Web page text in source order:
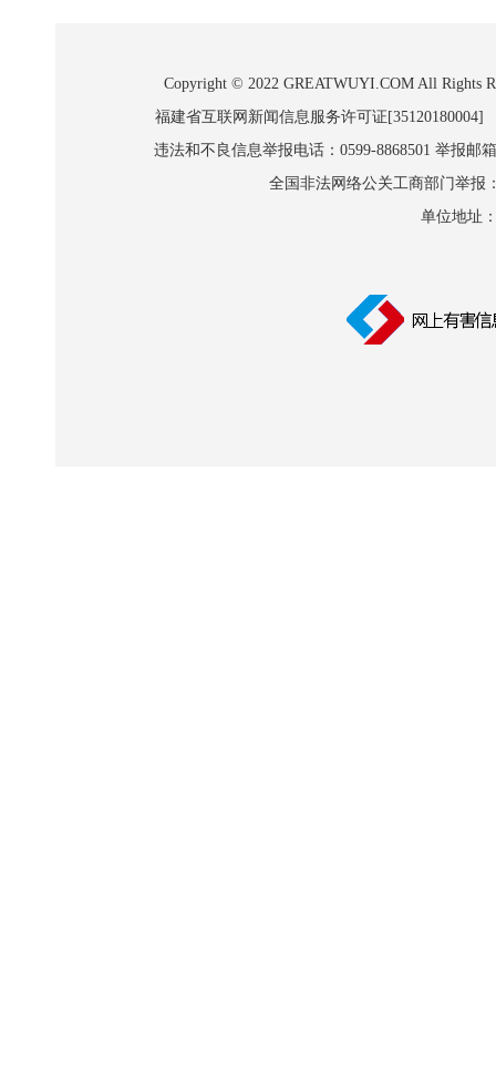
Copyright © 2022 GREATWUYI.COM All Rights
福建省互联网新闻信息服务许可证
违法和不良信息举报电话：0599-8868501 举报邮
全国非法网络公关工商部门举报
单位地址